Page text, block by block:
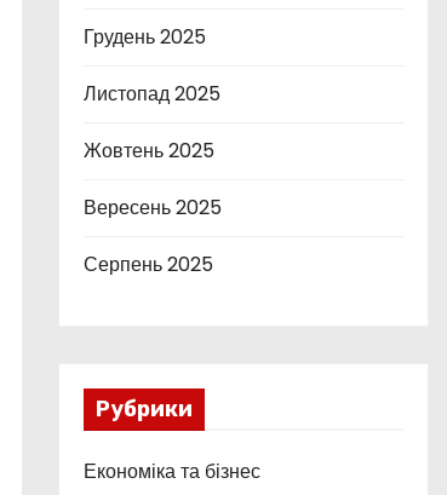
Грудень 2025
Листопад 2025
Жовтень 2025
Вересень 2025
Серпень 2025
Рубрики
Економіка та бізнес